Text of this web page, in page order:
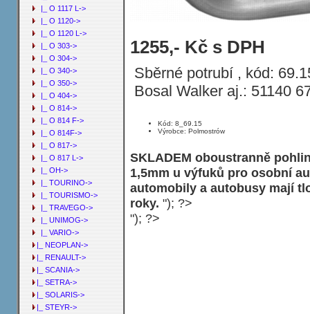
|_ O 1117 L->
|_ O 1120->
|_ O 1120 L->
|_ O 303->
|_ O 304->
|_ O 340->
|_ O 350->
|_ O 404->
|_ O 814->
|_ O 814 F->
|_ O 814F->
|_ O 817->
|_ O 817 L->
|_ OH->
|_ TOURINO->
|_ TOURISMO->
|_ TRAVEGO->
|_ UNIMOG->
|_ VARIO->
|_ NEOPLAN->
|_ RENAULT->
|_ SCANIA->
|_ SETRA->
|_ SOLARIS->
|_ STEYR->
Sběrné potrubí MERCEDES O 1114
OM 366 WB 4250/4900
1255,- Kč s DPH
Sběrné potrubí , kód:
Bosal Walker aj.: 51140
Kód: 8_69.15
Výrobce: Polmostrów
SKLADEM oboustranně
1,5mm u výfuků pro osobní
automobily a autobusy mají
roky. "); ?>
"); ?>